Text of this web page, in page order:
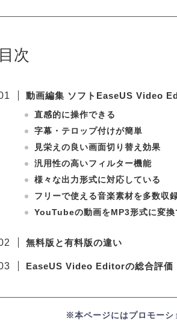
目次
動画編集 ソフトEaseUS Video
直感的に操作できる
字幕・テロップ付けが簡単
見栄えの良い画面切り替え効果
汎用性の高いフィルター機能
様々な出力形式に対応している
フリーで使える音楽素材を多数収
YouTubeの動画をMP3形式に変換
無料版と有料版の違い
EaseUS Video Editorの総合評価
※本ページにはプロモーシ